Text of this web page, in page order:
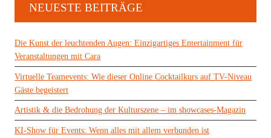
NEUESTE BEITRÄGE
Die Kunst der leuchtenden Augen: Einzigartiges Entertainment für
Veranstaltungen mit Cara
Virtuelle Teamevents: Wie dieser Online Cocktailkurs auf TV-Niveau
Gäste begeistert
Artistik & die Bedrohung der Kulturszene – im showcases-Magazin
KI-Show für Events: Wenn alles mit allem verbunden ist